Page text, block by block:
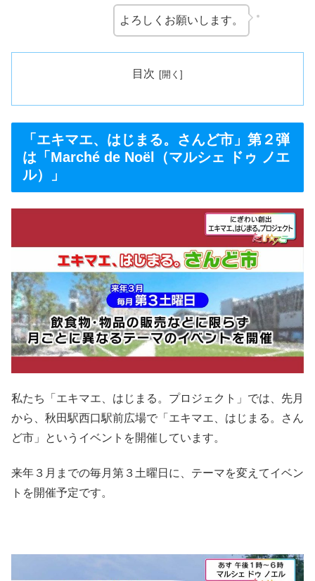
よろしくお願いします。
目次
「エキマエ、はじまる。さんど市」第２弾
は「Marché de Noël（マルシェ ドゥ ノエ
ル）」
私たち「エキマエ、はじまる。プロジェクト」では、先月
から、秋田駅西口駅前広場で「エキマエ、はじまる。さん
ど市」というイベントを開催しています。
来年３月までの毎月第３土曜日に、テーマを変えてイベン
トを開催予定です。